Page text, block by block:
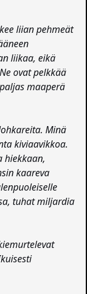
liian pehmeät
liikaa, eikä
ovat pelkkää
maaperä
Minä
kiviaavikkoa.
hiekkaan,
kaareva
tuhat miljardia